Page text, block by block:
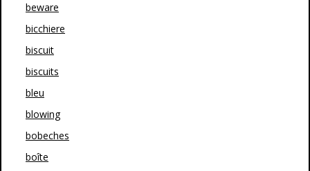
beware
bicchiere
biscuit
biscuits
bleu
blowing
bobeches
boîte